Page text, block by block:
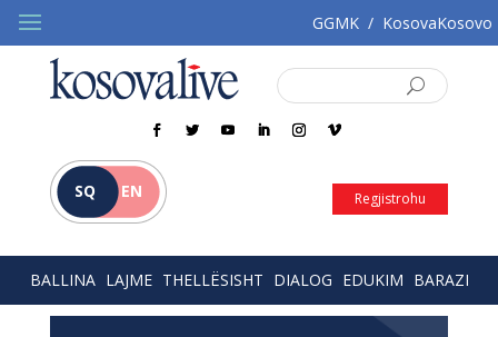
GGMK / KosovaKosovo
SQ EN Regjistrohu
BALLINA LAJME THELLËSISHT DIALOG EDUKIM BARAZI